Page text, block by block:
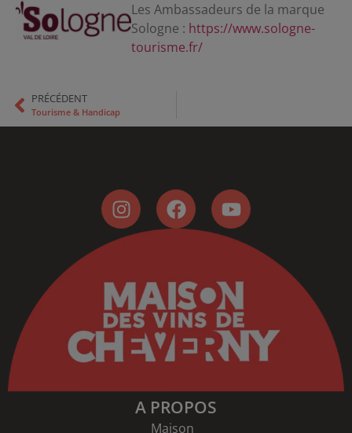
Les Ambassadeurs de la marque
Sologne : https://www.sologne-
tourisme.fr/
PRÉCÉDENT
Tourisme & Handicap
A PROPOS
Maison